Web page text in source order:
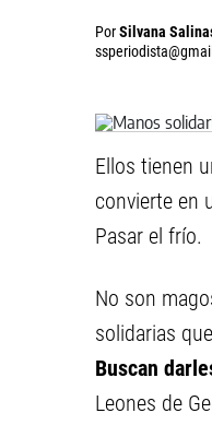
PorSilvana
Ellos tienen
convierte en
Pasar el frío.
No son
solidarias
Buscan
Leones de